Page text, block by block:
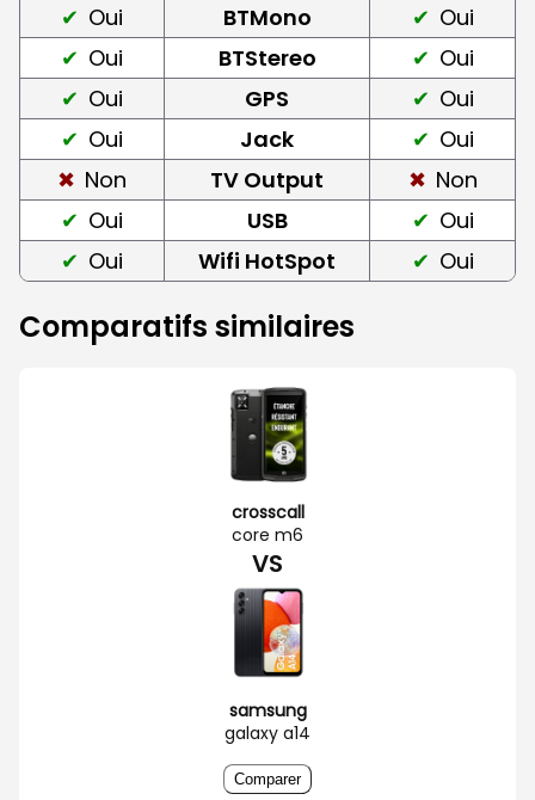
Oui
BTMono
Oui
Oui
BTStereo
Oui
Oui
GPS
Oui
Oui
Jack
Oui
Non
TV Output
Non
Oui
USB
Oui
Oui
Wifi HotSpot Oui
Comparatifs similaires
crosscall
core m6
VS
samsung
galaxy a14
Comparer